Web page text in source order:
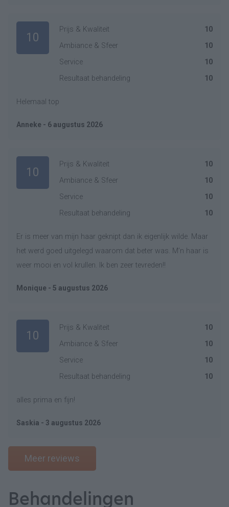
10
Prijs & Kwaliteit
10
Ambiance & Sfeer
10
Service
10
Resultaat behandeling
10
Helemaal top
Anneke - 6 augustus 2026
10
Prijs & Kwaliteit
10
Ambiance & Sfeer
10
Service
10
Resultaat behandeling
10
Er is meer van mijn haar geknipt dan ik eigenlijk wilde. Maar
het werd goed uitgelegd waarom dat beter was. M’n haar is
weer mooi en vol krullen. Ik ben zeer tevreden!!
Monique - 5 augustus 2026
10
Prijs & Kwaliteit
10
Ambiance & Sfeer
10
Service
10
Resultaat behandeling
10
alles prima en fijn!
Saskia - 3 augustus 2026
Meer reviews
Behandelingen